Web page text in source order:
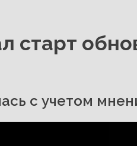
старт
с учетом